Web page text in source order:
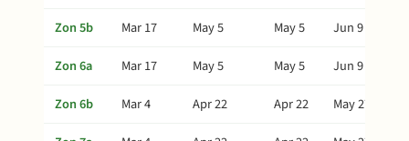
Zon 5b
Mar 17 May 5 May 5
Jun 9
Zon 6a
Mar 17 May 5 May 5
Jun 9
Zon 6b
Mar 4 Apr 22 Apr 22
May 27